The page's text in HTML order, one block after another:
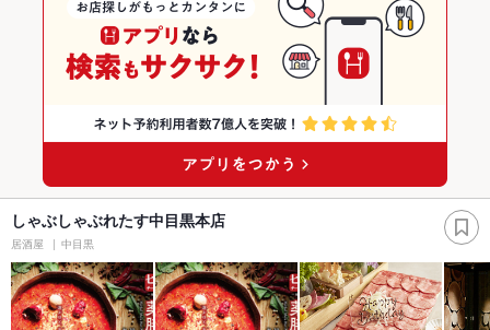
しゃぶしゃぶれたす中目黒本店
居酒屋 中目黒